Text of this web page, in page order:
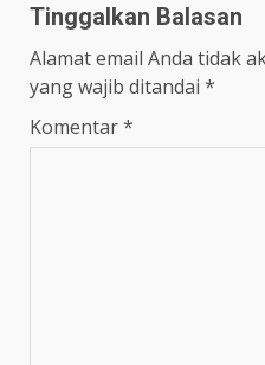
Tinggalkan Balasan
Alamat email Anda tidak
yang wajib ditandai *
Komentar*